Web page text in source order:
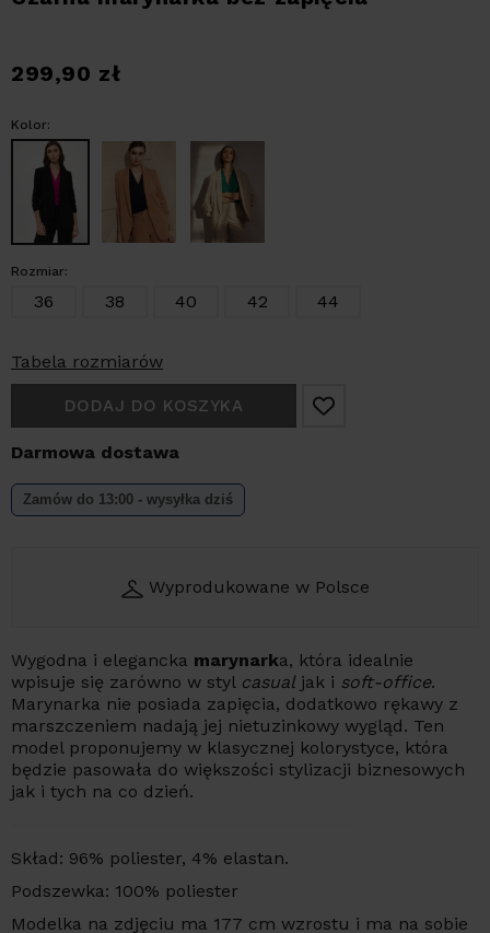
299,90 zł
Kolor:
Rozmiar:
36 38 40 42 44
Tabela rozmiarów
DODAJ DO KOSZYKA
Darmowa dostawa
Zamów do 13:00 - wysyłka dziś
Wyprodukowane w Polsce
Wygodna i elegancka marynarka, która idealnie
wpisuje się zarówno w styl casual jak i soft-office.
Marynarka nie posiada zapięcia, dodatkowo rękawy z
marszczeniem nadają jej nietuzinkowy wygląd. Ten
model proponujemy w klasycznej kolorystyce, która
będzie pasowała do większości stylizacji biznesowych
jak i tych na co dzień.
Skład: 96% poliester, 4% elastan.
Podszewka: 100% poliester
Modelka na zdjęciu ma 177 cm wzrostu i ma na sobie